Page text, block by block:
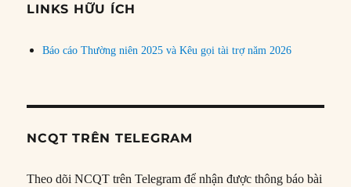
đề
LINKS HỮU ÍCH
Báo cáo Thường niên 2025 và Kêu gọi tài trợ năm 2026
NCQT TRÊN TELEGRAM
Theo dõi NCQT trên Telegram để nhận được thông báo bài